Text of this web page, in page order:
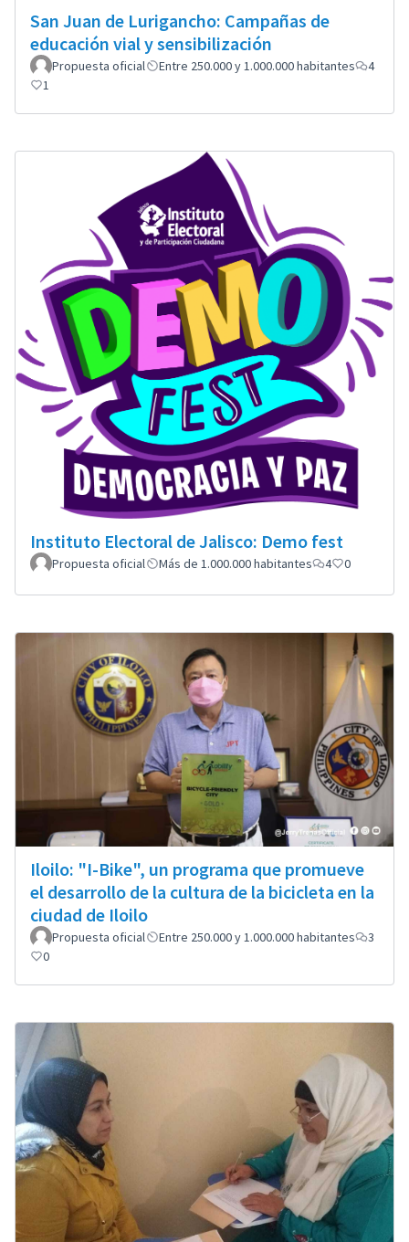
San Juan de Lurigancho: Campañas de
educación vial y sensibilización
Propuesta oficial Entre 250.000 y 1.000.000 habitantes
4
1
Instituto Electoral de Jalisco: Demo fest
Propuesta oficial Más de 1.000.000 habitantes 4 0
Iloilo: "I-Bike", un programa que promueve
el desarrollo de la cultura de la bicicleta en la
ciudad de Iloilo
Propuesta oficial Entre 250.000 y 1.000.000 habitantes
3
0